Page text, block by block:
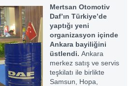
Mertsan Otomotiv
Daf’ın Türkiye’de
yaptığı yeni
organizasyon içinde
Ankara bayiliğini
üstlendi. Ankara
merkez satış ve servis
teşkilatı ile birlikte
Samsun, Hopa,